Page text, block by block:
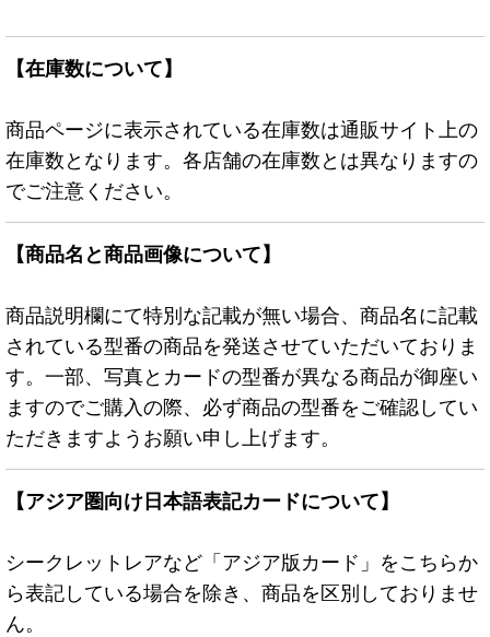
【在庫数について】
商品ページに表示されている在庫数は通販サイト上の
在庫数となります。各店舗の在庫数とは異なりますの
でご注意ください。
【商品名と商品画像について】
商品説明欄にて特別な記載が無い場合、商品名に記載
されている型番の商品を発送させていただいておりま
す。一部、写真とカードの型番が異なる商品が御座い
ますのでご購入の際、必ず商品の型番をご確認してい
ただきますようお願い申し上げます。
【アジア圏向け日本語表記カードについて】
シークレットレアなど「アジア版カード」をこちらか
ら表記している場合を除き、商品を区別しておりませ
ん。